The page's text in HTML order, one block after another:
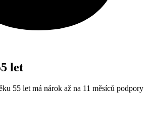
let
55 let má nárok až na 11 měsíců podpory